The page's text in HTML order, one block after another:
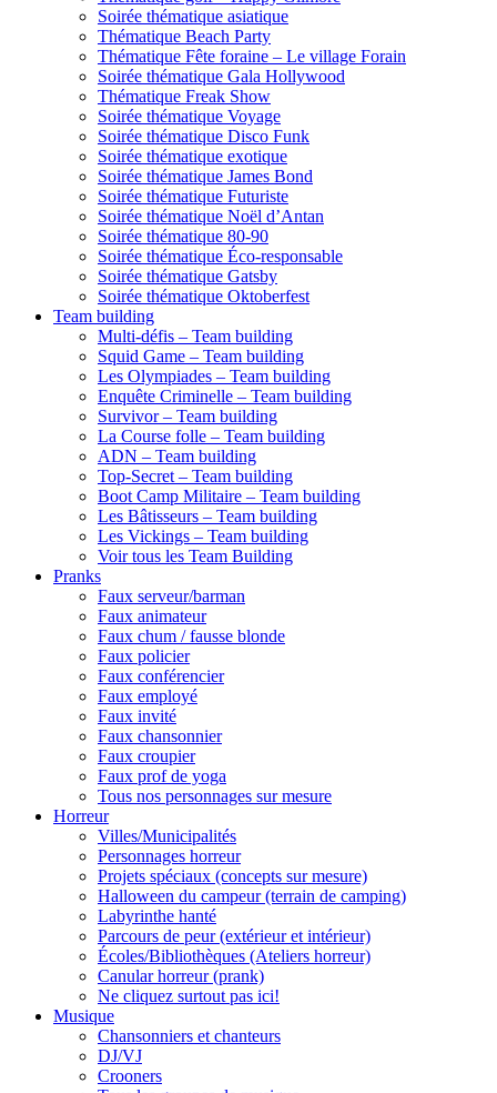
Soirée thématique asiatique
Thématique Beach Party
Thématique Fête foraine – Le village Forain
Soirée thématique Gala Hollywood
Thématique Freak Show
Soirée thématique Voyage
Soirée thématique Disco Funk
Soirée thématique exotique
Soirée thématique James Bond
Soirée thématique Futuriste
Soirée thématique Noël d’Antan
Soirée thématique 80-90
Soirée thématique Éco-responsable
Soirée thématique Gatsby
Soirée thématique Oktoberfest
Team building
Multi-défis – Team building
Squid Game – Team building
Les Olympiades – Team building
Enquête Criminelle – Team building
Survivor – Team building
La Course folle – Team building
ADN – Team building
Top-Secret – Team building
Boot Camp Militaire – Team building
Les Bâtisseurs – Team building
Les Vickings – Team building
Voir tous les Team Building
Pranks
Faux serveur/barman
Faux animateur
Faux chum / fausse blonde
Faux policier
Faux conférencier
Faux employé
Faux invité
Faux chansonnier
Faux croupier
Faux prof de yoga
Tous nos personnages sur mesure
Horreur
Villes/Municipalités
Personnages horreur
Projets spéciaux (concepts sur mesure)
Halloween du campeur (terrain de camping)
Labyrinthe hanté
Parcours de peur (extérieur et intérieur)
Écoles/Bibliothèques (Ateliers horreur)
Canular horreur (prank)
Ne cliquez surtout pas ici!
Musique
Chansonniers et chanteurs
DJ/VJ
Crooners